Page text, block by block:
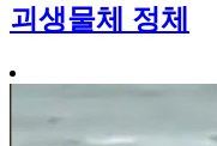
괴생물체 정체